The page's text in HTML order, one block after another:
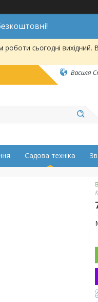
сьогодні
Василя
Садова техніка